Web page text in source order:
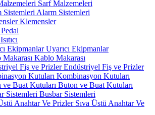
Sarf Malzemeleri
Alarm Sistemleri
Klemensler
Pedal
Isıtıcı
Uyarıcı Ekipmanlar
Kablo Makarası
Endüstriyel Fiş ve Prizler
Kombinasyon Kutuları
Buton ve Buat Kutuları
Busbar Sistemleri
Sıva Üstü Anahtar Ve